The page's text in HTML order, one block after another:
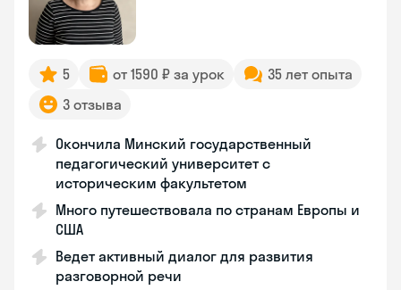
5 от 1590 ₽ за урок
35 лет опыта
3 отзыва
Окончила Минский государственный
педагогический университет с
историческим факультетом
Много путешествовала по странам Европы и
США
Ведет активный диалог для развития
разговорной речи